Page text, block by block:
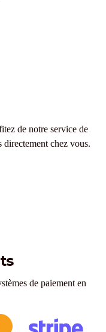
de notre service de
chez vous.
de paiement en